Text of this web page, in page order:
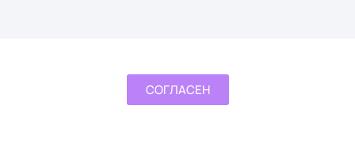
защищена Законом РФ «Об авторском праве и смежных
правах» от 19 июля 1995г. №110 ФЗ и от 20 июля 2004г №72
СОГЛАСЕН